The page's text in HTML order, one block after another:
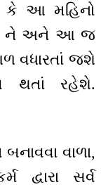
કે આ મહિનો
ને અને આ જ
જશે
થતાં રહેશે.
વાળા,
દ્વારા સર્વ